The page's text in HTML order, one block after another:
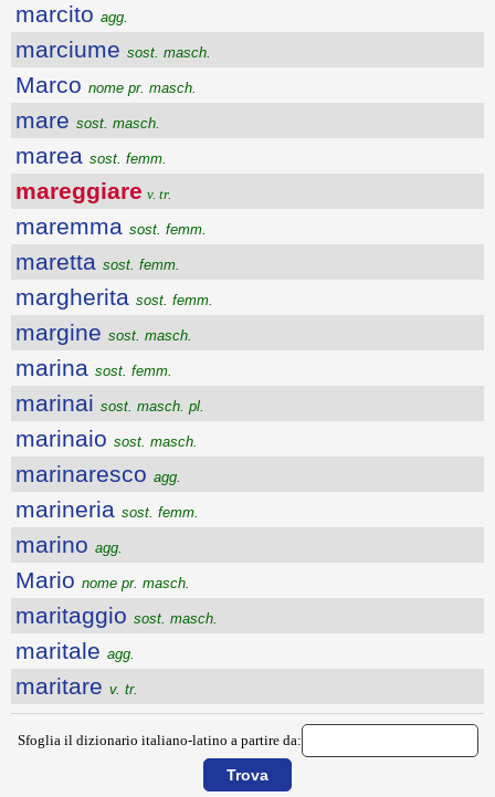
marcito agg.
marciume sost. masch.
Marco nome pr. masch.
mare sost. masch.
marea sost. femm.
mareggiare v. tr.
maremma sost. femm.
maretta sost. femm.
margherita sost. femm.
margine sost. masch.
marina sost. femm.
marinai sost. masch. pl.
marinaio sost. masch.
marinaresco agg.
marineria sost. femm.
marino agg.
Mario nome pr. masch.
maritaggio sost. masch.
maritale agg.
maritare v. tr.
Sfoglia il dizionario italiano-latino a partire da: